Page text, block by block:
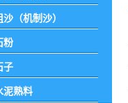
沙（机制沙）
粉
子
泥熟料